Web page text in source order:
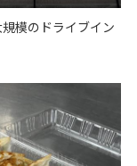
模のドライブイン